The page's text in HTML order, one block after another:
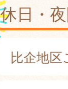
休日・
比企地